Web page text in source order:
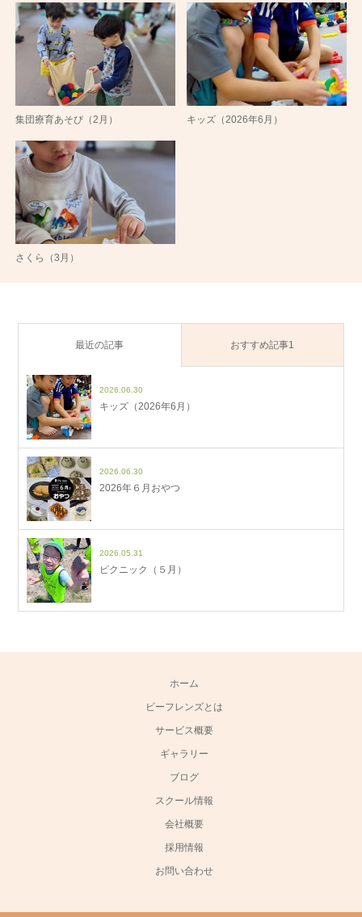
集団療育あそび（2月） キッズ（2026年6月）
さくら（3月）
最近の記事 おすすめ記事1
2026.06.30
キッズ（2026年6月）
2026.06.30
2026年６月おやつ
2026.05.31
ピクニック（５月）
ホーム
ビーフレンズとは
サービス概要
ギャラリー
ブログ
スクール情報
会社概要
採用情報
お問い合わせ